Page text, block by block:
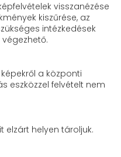
visszanézése
kiszűrése, az
intézkedések
a központi
eszközzel felvételt nem
elzárt helyen tároljuk.